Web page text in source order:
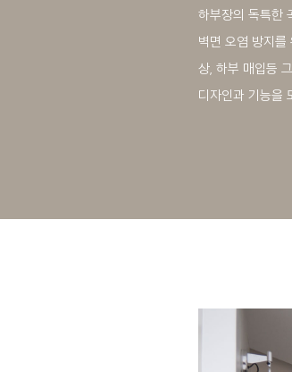
하부장의 독특한
벽면 오염 방지를
상, 하부 매입등
디자인과 기능을